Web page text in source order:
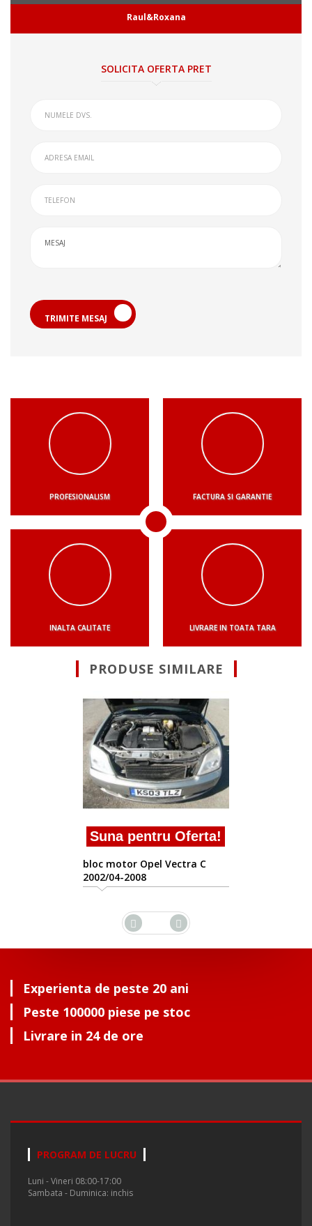
Raul&Roxana
SOLICITA OFERTA PRET
TRIMITE MESAJ
PROFESIONALISM FACTURA SI GARANTIE
INALTA CALITATE LIVRARE IN TOATA TARA
PRODUSE SIMILARE
Suna pentru Oferta!
bloc motor Opel Vectra C
Experienta de peste 20 ani
Peste 100000 piese pe stoc
Livrare in 24 de ore
PROGRAM DE LUCRU
Luni - Vineri 08:00-17:00
Sambata - Duminica: inchis